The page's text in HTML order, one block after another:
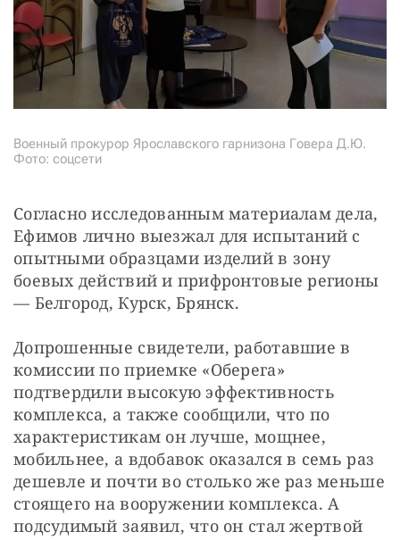
Военный прокурор Ярославского гарнизона Говера Д.Ю.
Фото: соцсети
Согласно исследованным материалам дела,
Ефимов лично выезжал для испытаний с
опытными образцами изделий в зону
боевых действий и прифронтовые регионы
— Белгород, Курск, Брянск.
Допрошенные свидетели, работавшие в
комиссии по приемке «Оберега»
подтвердили высокую эффективность
комплекса, а также сообщили, что по
характеристикам он лучше, мощнее,
мобильнее, а вдобавок оказался в семь раз
дешевле и почти во столько же раз меньше
стоящего на вооружении комплекса. А
подсудимый заявил, что он стал жертвой